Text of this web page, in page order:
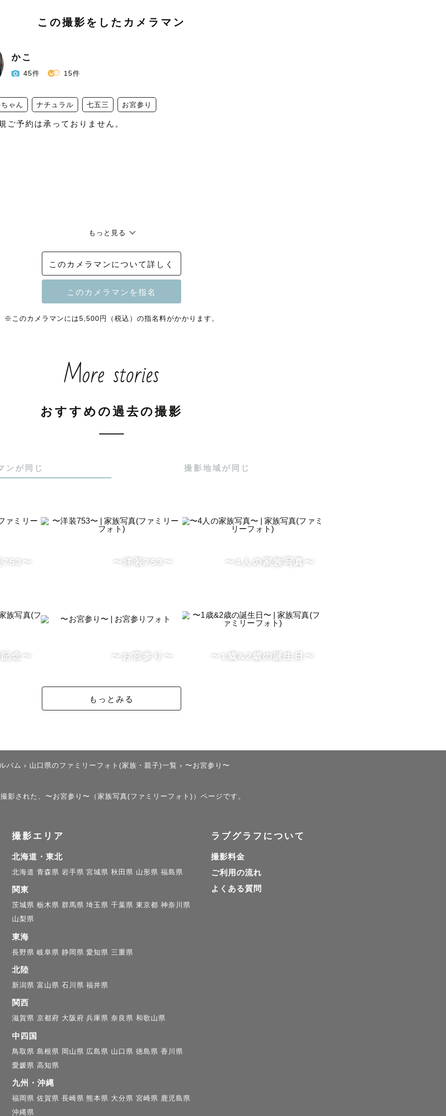
この撮影をしたカメラマン
かこ
45件 15件
ゃん ナチュラル 七五三 お宮参り
もっと見る
このカメラマンについて詳しく
※このカメラマンには5,500円（税込）の指名料がかかります。
More stories
おすすめの過去の撮影
ンが同じ 撮影地域が同じ
753〜 〜洋装753〜 〜4人の家族写真〜
念〜 〜お宮参り〜 〜1歳&2歳の誕生日〜
もっとみる
バム › 山口県のファミリーフォト(家族・親子)一覧 › 〜お宮参り〜
された、〜お宮参り〜（家族写真(ファミリーフォト)）ページです。
撮影エリア
北海道・東北
北海道 青森県 岩手県 宮城県 秋田県 山形県 福島県
関東
茨城県 栃木県 群馬県 埼玉県 千葉県 東京都 神奈川県
山梨県
東海
長野県 岐阜県 静岡県 愛知県 三重県
北陸
新潟県 富山県 石川県 福井県
関西
滋賀県 京都府 大阪府 兵庫県 奈良県 和歌山県
中四国
鳥取県 島根県 岡山県 広島県 山口県 徳島県 香川県
愛媛県 高知県
九州・沖縄
福岡県 佐賀県 長崎県 熊本県 大分県 宮崎県 鹿児島県
沖縄県
ラブグラフについて
撮影料金
ご利用の流れ
よくある質問